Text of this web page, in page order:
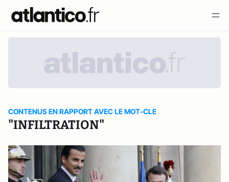
CONTENUS EN RAPPORT AVEC LE MOT-CLE
"INFILTRATION"